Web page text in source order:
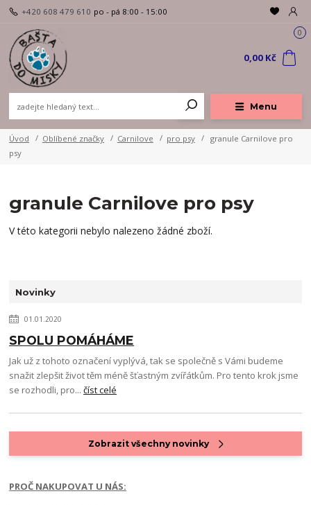
Menu
+420 608 479 610 po - pá 8:00 - 15:00
0
0,00 Kč
Úvod Oblíbené značky Carnilove pro psy
granule Carnilove pro
psy
granule Carnilove pro psy
V této kategorii nebylo nalezeno žádné zboží.
Novinky
01.01.2020
SPOLU POMÁHÁME
Jak už z tohoto označení vyplývá, tak se společně s Vámi budeme
snažit zlepšit život těm méně šťastným zvířátkům. Pro tento krok jsme
se rozhodli, pro...číst celé
Zobrazit všechny novinky
PROČ NAKUPOVAT U NÁS: